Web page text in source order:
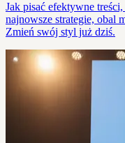
Jak pisać efektywne
najnowsze strategie, obal
Zmień swój styl już dziś.